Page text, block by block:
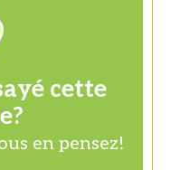
cette
en pensez!